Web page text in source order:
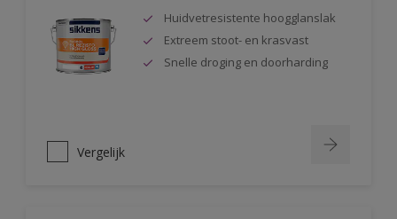
Huidvetresistente hoogglanslak
Extreem stoot- en krasvast
Snelle droging en doorharding
Vergelijk